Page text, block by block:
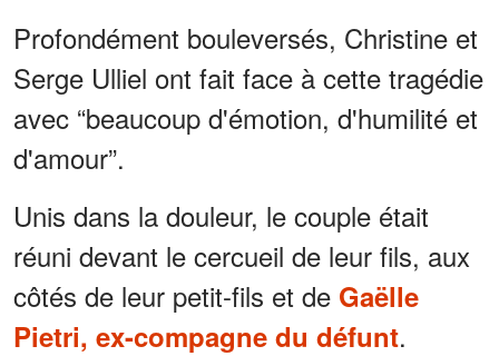
Profondément bouleversés, Christine et
Serge Ulliel ont fait face à cette tragédie
avec “beaucoup d'émotion, d'humilité et
d'amour”.
Unis dans la douleur, le couple était
réuni devant le cercueil de leur fils, aux
côtés de leur petit-fils et de Gaëlle
Pietri, ex-compagne du défunt.